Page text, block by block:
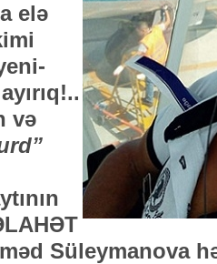
elə
və
Süleymanova